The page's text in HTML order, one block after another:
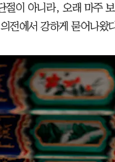
절이 아니라, 오래 마주
전에서 강하게 묻어나왔